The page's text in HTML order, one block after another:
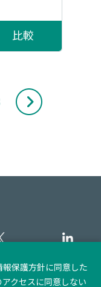
比較
保護方針に同意した
クセスに同意しない